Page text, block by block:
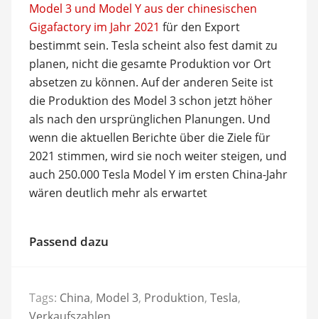
Model 3 und Model Y aus der chinesischen
Gigafactory im Jahr 2021 für den Export
bestimmt sein. Tesla scheint also fest damit zu
planen, nicht die gesamte Produktion vor Ort
absetzen zu können. Auf der anderen Seite ist
die Produktion des Model 3 schon jetzt höher
als nach den ursprünglichen Planungen. Und
wenn die aktuellen Berichte über die Ziele für
2021 stimmen, wird sie noch weiter steigen, und
auch 250.000 Tesla Model Y im ersten China-Jahr
wären deutlich mehr als erwartet
Passend dazu
Tags: China, Model 3, Produktion, Tesla,
Verkaufszahlen